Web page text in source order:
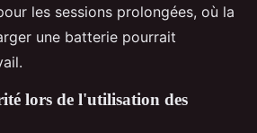
les sessions prolongées, où la
une batterie pourrait
lors de l'utilisation des